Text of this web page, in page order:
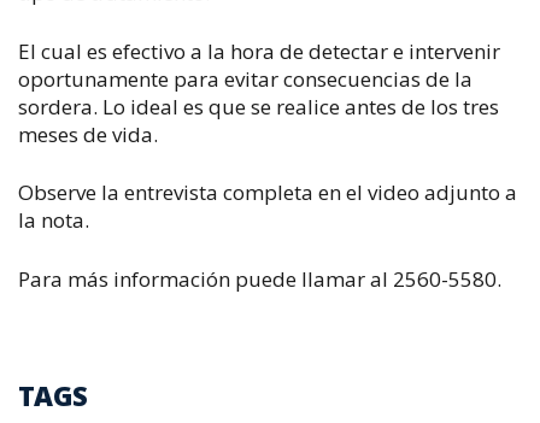
El cual es efectivo a la hora de detectar e intervenir
oportunamente para evitar consecuencias de la
sordera. Lo ideal es que se realice antes de los tres
meses de vida.
Observe la entrevista completa en el video adjunto a
la nota.
Para más información puede llamar al 2560-5580.
TAGS